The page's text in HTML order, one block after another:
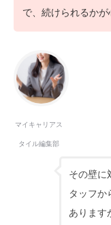
で、続けられるかが
マイキャリアス
タイル編集部
その壁
タッフか
あります